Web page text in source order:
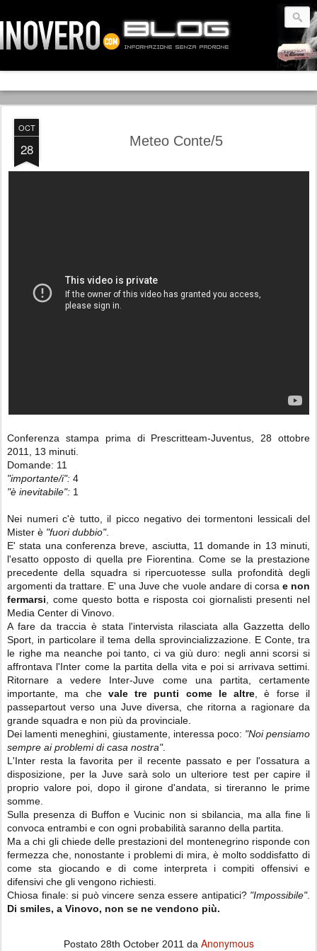
OCT
28 Meteo Conte/5
Conferenza stampa prima di Prescritteam-Juventus, 28 ottobre
2011, 13 minuti.
Domande: 11
"importante/i": 4
"è inevitabile": 1
Nei numeri c'è tutto, il picco negativo dei tormentoni lessicali del
Mister è "fuori dubbio".
E' stata una conferenza breve, asciutta, 11 domande in 13 minuti,
l'esatto opposto di quella pre Fiorentina. Come se la prestazione
precedente della squadra si ripercuotesse sulla profondità degli
argomenti da trattare. E' una Juve che vuole andare di corsa e non
fermarsi , come questo botta e risposta coi giornalisti presenti nel
Media Center di Vinovo.
A fare da traccia è stata l'intervista rilasciata alla Gazzetta dello
Sport, in particolare il tema della sprovincializzazione. E Conte, tra
le righe ma neanche poi tanto, ci va giù duro: negli anni scorsi si
affrontava l'Inter come la partita della vita e poi si arrivava settimi.
Ritornare a vedere Inter-Juve come una partita, certamente
importante, ma che vale tre punti come le altre , è forse il
passepartout verso una Juve diversa, che ritorna a ragionare da
grande squadra e non più da provinciale.
Dei lamenti meneghini, giustamente, interessa poco: "Noi pensiamo
sempre ai problemi di casa nostra".
L'Inter resta la favorita per il recente passato e per l'ossatura a
disposizione, per la Juve sarà solo un ulteriore test per capire il
proprio valore poi, dopo il girone d'andata, si tireranno le prime
somme.
Sulla presenza di Buffon e Vucinic non si sbilancia, ma alla fine li
convoca entrambi e con ogni probabilità saranno della partita.
Ma a chi gli chiede delle prestazioni del montenegrino risponde con
fermezza che, nonostante i problemi di mira, è molto soddisfatto di
come sta giocando e di come interpreta i compiti offensivi e
difensivi che gli vengono richiesti.
Chiosa finale: si può vincere senza essere antipatici? "Impossibile".
Di smiles, a Vinovo, non se ne vendono più.
Postato 28th October 2011 da Anonymous